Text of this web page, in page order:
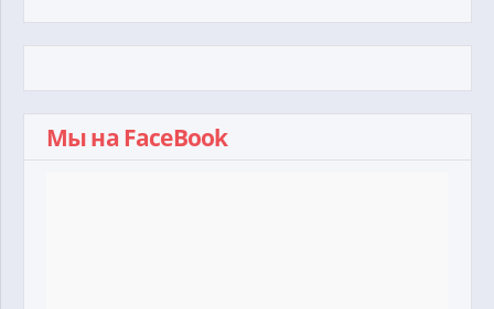
Мы на FaceBook